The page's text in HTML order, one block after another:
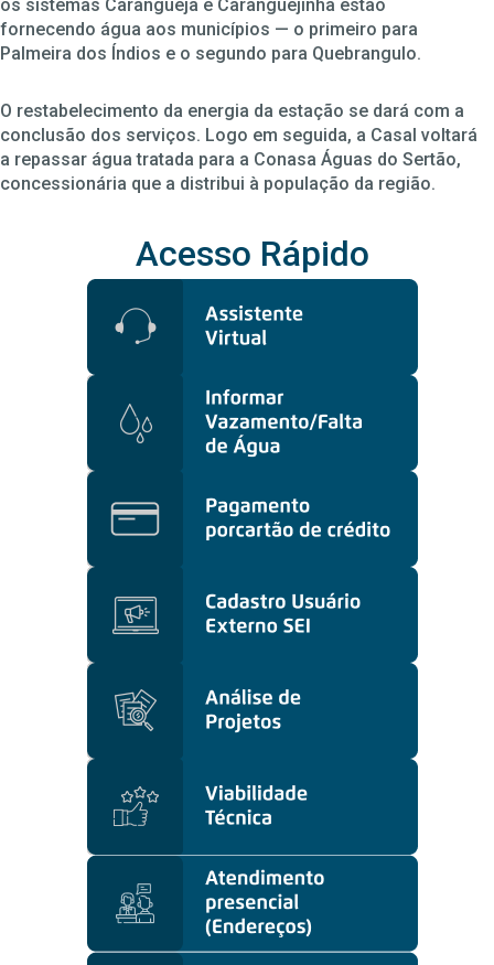
os sistemas Carangueja e Caranguejinha estão
fornecendo água aos municípios — o primeiro para
Palmeira dos Índios e o segundo para Quebrangulo.
O restabelecimento da energia da estação se dará com a
conclusão dos serviços. Logo em seguida, a Casal voltará
a repassar água tratada para a Conasa Águas do Sertão,
concessionária que a distribui à população da região.
Acesso Rápido